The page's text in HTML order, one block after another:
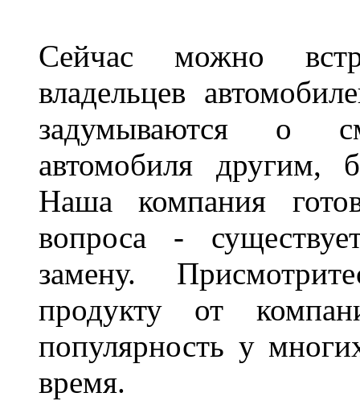
Сейчас можно
владельцев
задумываются о
автомобиля другим,
Наша компания
вопроса -
замену.
продукту от
популярность у
время.